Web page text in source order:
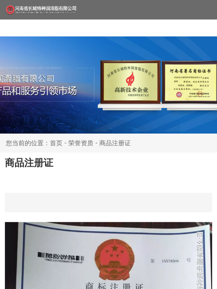
您当前的位置：首页 - 荣誉资质 - 商品注册证
商品注册证